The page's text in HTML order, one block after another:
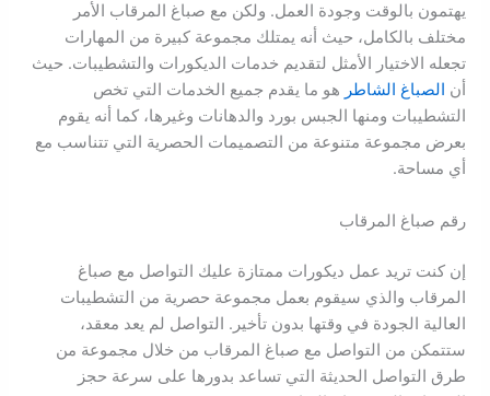
يهتمون بالوقت وجودة العمل. ولكن مع صباغ المرقاب الأمر
مختلف بالكامل، حيث أنه يمتلك مجموعة كبيرة من المهارات
تجعله الاختيار الأمثل لتقديم خدمات الديكورات والتشطيبات. حيث
أن الصباغ الشاطر هو ما يقدم جميع الخدمات التي تخص
التشطيبات ومنها الجبس بورد والدهانات وغيرها، كما أنه يقوم
بعرض مجموعة متنوعة من التصميمات الحصرية التي تتناسب مع
أي مساحة.
رقم صباغ المرقاب
إن كنت تريد عمل ديكورات ممتازة عليك التواصل مع صباغ
المرقاب والذي سيقوم بعمل مجموعة حصرية من التشطيبات
العالية الجودة في وقتها بدون تأخير. التواصل لم يعد معقد،
ستتمكن من التواصل مع صباغ المرقاب من خلال مجموعة من
طرق التواصل الحديثة التي تساعد بدورها على سرعة حجز